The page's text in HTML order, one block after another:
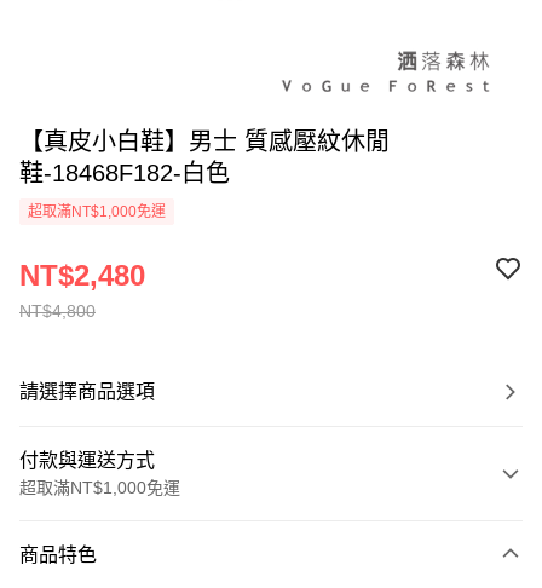
【真皮小白鞋】男士 質感壓紋休閒
鞋-18468F182-白色
超取滿NT$1,000免運
NT$4,800
NT$2,480
請選擇商品選項
付款與運送方式
超取滿NT$1,000免運
信用卡一次付款
商品特色